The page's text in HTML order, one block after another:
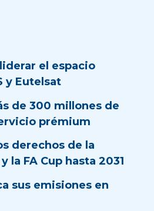
el espacio
y Eutelsat
de 300 millones de
prémium
derechos de la
la FA Cup hasta 2031
sus emisiones en